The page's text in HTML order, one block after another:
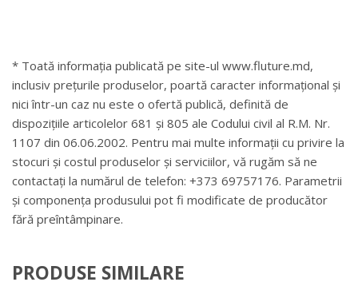
* Toată informația publicată pe site-ul www.fluture.md,
inclusiv prețurile produselor, poartă caracter informațional și
nici într-un caz nu este o ofertă publică, definită de
dispozițiile articolelor 681 și 805 ale Codului civil al R.M. Nr.
1107 din 06.06.2002. Pentru mai multe informații cu privire la
stocuri și costul produselor și serviciilor, vă rugăm să ne
contactați la numărul de telefon: +373 69757176. Parametrii
și componența produsului pot fi modificate de producător
fără preîntâmpinare.
PRODUSE SIMILARE